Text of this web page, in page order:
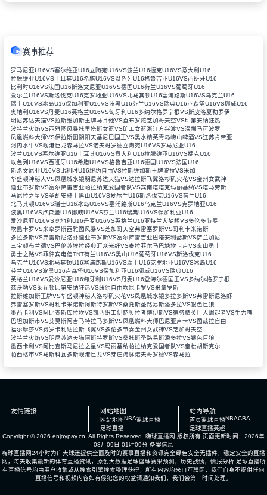
赛事推荐
罗马尼亚U16VS塞尔维亚U16立陶宛U16VS波兰U16捷克U16VS意大利U16
拉脱维亚U16VS土耳其U16希腊U16VS以色列U16格鲁吉亚U16VS西班牙U16
比利时U16VS法国U16斯洛文尼亚U16VS德国U16荷兰U16VS葡萄牙U16
爱尔兰U16VS斯洛伐克U16克罗地亚U16VS北马其顿U16塞浦路斯U16VS乌克兰U16
瑞士U16VS冰岛U16保加利亚U16VS波黑U16芬兰U16VS瑞典U16卢森堡U16VS挪威U16
奥地利U16VS丹麦U16英格兰U16VS匈牙利U16多纳尔格罗宁根VS斯皮洛夏勒罗伊
明尼苏达天猫VS拉斯维加斯王牌马耳他VS直布罗陀芝加哥天空VS印第安纳狂热
波特兰火焰VS西雅图风暴托里塔斯女篮VS矿工女篮浙江方兴渡VS深圳马可波罗
凤凰燃料大师VS伊拉斯图阴阳天基尼巴国王VS黑水精英青岛崂山啤酒VS江苏肯帝亚
河内水牛VS岘港巨龙森马拉VS诺夫哥罗德立陶宛U16VS罗马尼亚U16
波兰U16VS塞尔维亚U16土耳其U16VS意大利U16拉脱维亚U16VS捷克U16
以色列U16VS西班牙U16希腊U16VS格鲁吉亚U16德国U16VS法国U16
斯洛文尼亚U16VS比利时U16纽约自由VS拉斯维加斯王牌波拉VS米加
华盛顿神秘人VS凤凰城水银明尼苏达天猫VS达拉斯飞翼洛杉矶火花VS金州女武神
迪亚布罗斯VS富尔萨雷吉亚帕拉纳克爱国者队VS宾南塔塔克玛丽基纳VS塔马劳斯
马尼拉之星VS圣胡安骑士黑山U16VS爱尔兰U16斯洛伐克U16VS荷兰U16
北马其顿U16VS瑞士U16冰岛U16VS塞浦路斯U16乌克兰U16VS克罗地亚U16
波黑U16VS卢森堡U16挪威U16VS芬兰U16瑞典U16VS保加利亚U16
爱沙尼亚U16VS奥地利U16丹麦U16VS英格兰U16亚特兰大梦想VS多伦多节奏
坎昆卡罗VS米拿罗斯西雅图风暴VS芝加哥天空弗雷塞罗斯VS哥利卡米诺斯
多拉多斯VS弗雷斯尼洛虾迪亚布罗斯VS富尔萨雷吉亚巴塔安利瑟斯VS萨兰加尼
三宝颜布兰德VS巴伦苏埃拉经典汇众光纤VS泰拉菲尔马巴塘坎卡卢VS玄山勇士
勇士之路VS菲律宾电信TNT荷兰U16VS黑山U16葡萄牙U16VS斯洛伐克U16
乌克兰U16VS北马其顿U16塞浦路斯U16VS瑞士U16克罗地亚U16VS冰岛U16
芬兰U16VS波黑U16卢森堡U16VS保加利亚U16挪威U16VS瑞典U16
英格兰U16VS爱沙尼亚U16匈牙利U16VS丹麦U16登海尔德国王VS多纳尔格罗宁根
兹沃勒VS莱瓦顿印第安纳狂热VS纽约自由坎昆卡罗VS米拿罗斯
拉斯维加斯王牌VS华盛顿神秘人洛杉矶火花VS凤凰城水银多拉多斯VS弗雷斯尼洛虾
弗雷塞罗斯VS哥利卡米诺斯阿斯特罗斯VS桑托斯圣路易斯潘多拉VS银色巨狼
墨西卡利VS阿比查斯库拉坎VS凯西织工伊萨贝拉考博伊斯VS宿务精英巨人崛起者VS生力啤
巴坦加斯市VS艾莫斯阿吉马特拉马多斯VS凤凰燃料大师巴尼亚卢卡VS图兹拉自由
福尔摩莎VS费罗卡利 达拉斯飞翼VS多伦多节奏金州女武神VS芝加哥天空
波特兰火焰VS明尼苏达天猫阿斯特罗斯VS桑托斯圣路易斯潘多拉VS银色巨狼
墨西卡利VS阿比查斯马尼拉之星VS玛丽基纳帕拉纳克爱国者队VS奎松胡斯克尔
帕西格市VS马斯科瓦多斯岘港巨龙VS芽庄海豚诺夫哥罗德VS森马拉
友情链接 网站地图
网站地图NBA篮球直播
足球直播
站内导航
首页篮球直播NBACBA
足球直播英超
Copyright © 2026 enjoypay.cn. All Rights Reserved. 嗨球直播网 版权所有 页面更新时间：2026年
08月09日 01时09分 备案信息
嗨球直播网24小时为广大球迷提供全面及时的赛事直播和资讯完全绿色安全无插件，稳定安全的直播
网，每天收集最新的体育直播资讯，原创大数据足球篮球赛果预测，历史战绩，情报分析,足球直播所
有直播信号均由用户收集或从搜索引擎搜索整理获得，所有内容均来自互联网，我们自身不提供任何
直播信号和视频内容如有侵犯您的权益请通知我们，我们会第一时间处理。